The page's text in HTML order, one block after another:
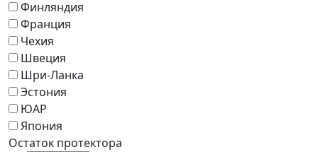
Финляндия
Франция
Чехия
Швеция
Шри-Ланка
Эстония
ЮАР
Япония
Остаток протектора